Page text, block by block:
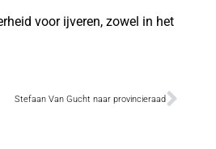
voor ijveren, zowel in het
Stefaan Van Gucht naar provincieraad